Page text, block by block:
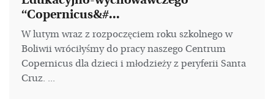
“Copernicus&#...
W lutym wraz z rozpoczęciem roku szkolnego w
Boliwii wróciłyśmy do pracy naszego Centrum
Copernicus dla dzieci i młodzieży z peryferii Santa
Cruz. ...